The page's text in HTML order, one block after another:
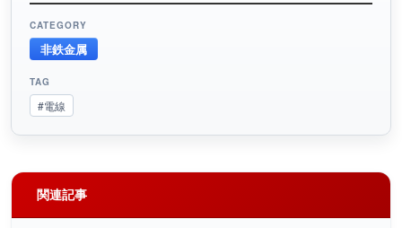
CATEGORY
非鉄金属
TAG
#電線
関連記事